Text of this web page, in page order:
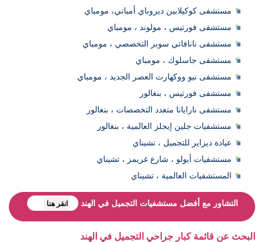
مستشفى كوكيلابين ديروباي أمباني، مومباي
مستشفى فورتيس ، مولوند ، مومباي
مستشفى نانافاتي سوبر التخصصي ، مومباي
مستشفى جاسلوك ، مومباي
مستشفى نيو ووكهارت العصر الجديد ، مومباي
مستشفى فورتيس ، بنغالور
مستشفى نارايانا متعدد التخصصات ، بنغالور
مستشفيات جلين إيجلز العالمية ، بنغالور
عيادة ديزاير للتجميل ، تشيناي
مستشفيات أبولو ، شارع غريمز ، تشيناي
المستشفيات العالمية ، تشيناي
التشاور مع أفضل مستشفيات التجميل في الهند انقر هنا
البحث عن قائمة كبار جراحي التجميل في الهند